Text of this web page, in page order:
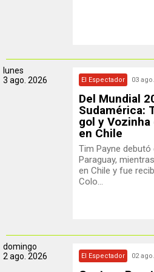
lunes
3 ago. 2026
El Espectador 03
Del Mundial
Sudamérica:
gol y
en Chile
Tim Payne debutó
Paraguay,
en Chile y fue
Colo...
domingo
2 ago. 2026
El Espectador 02